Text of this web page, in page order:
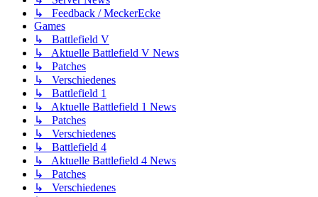
↳ Feedback / MeckerEcke
Games
↳ Battlefield V
↳ Aktuelle Battlefield V News
↳ Patches
↳ Verschiedenes
↳ Battlefield 1
↳ Aktuelle Battlefield 1 News
↳ Patches
↳ Verschiedenes
↳ Battlefield 4
↳ Aktuelle Battlefield 4 News
↳ Patches
↳ Verschiedenes